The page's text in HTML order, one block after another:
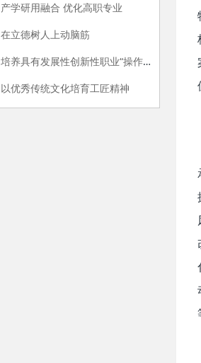
产学研用融合 优化高职专业
在立德树人上动脑筋
培养具有发展性创新性职业“操作手”
以优秀传统文化培育工匠精神